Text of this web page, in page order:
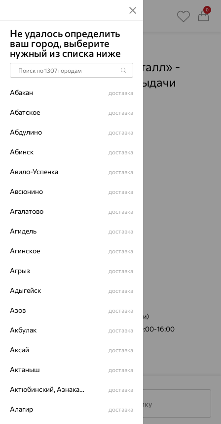
0
Главная Магазины
Ювелирный дом «Кристалл» -
Кандалакша- Пункты выдачи
Смотреть все города
ул. 50-летия Октября, 10 (пункт выдачи)
График работы: Пн-Пт 10:00-19:00, Сб 10:00-16:00
Подписаться на рассылку
Не удалось определить
ваш город, выберите
нужный из списка ниже
Абакан доставка
Абатское доставка
Абдулино доставка
Абинск доставка
Авило-Успенка доставка
Авсюнино доставка
Агалатово доставка
Агидель доставка
Агинское доставка
Агрыз доставка
Адыгейск доставка
Азов доставка
Акбулак доставка
Аксай доставка
Актаныш доставка
Актюбинский, Азнакаевский район доставка
Алагир доставка